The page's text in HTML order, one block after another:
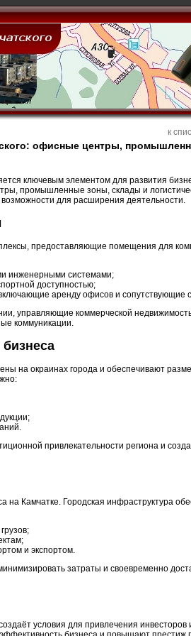
к
офисные центры,
ключевым элементом для развития
промышленные зоны, склады и
для расширения деятельности.
предоставляющие помещения для
инженерными системами;
доступностью;
аренду офисов и сопутствующие
управляющие коммерческой
коммуникации.
на окраинах города и обеспечивают
привлекательности региона и
Камчатке. Городская инфраструктура
и экспортом.
затраты и своевременно
условия для привлечения инвесторов